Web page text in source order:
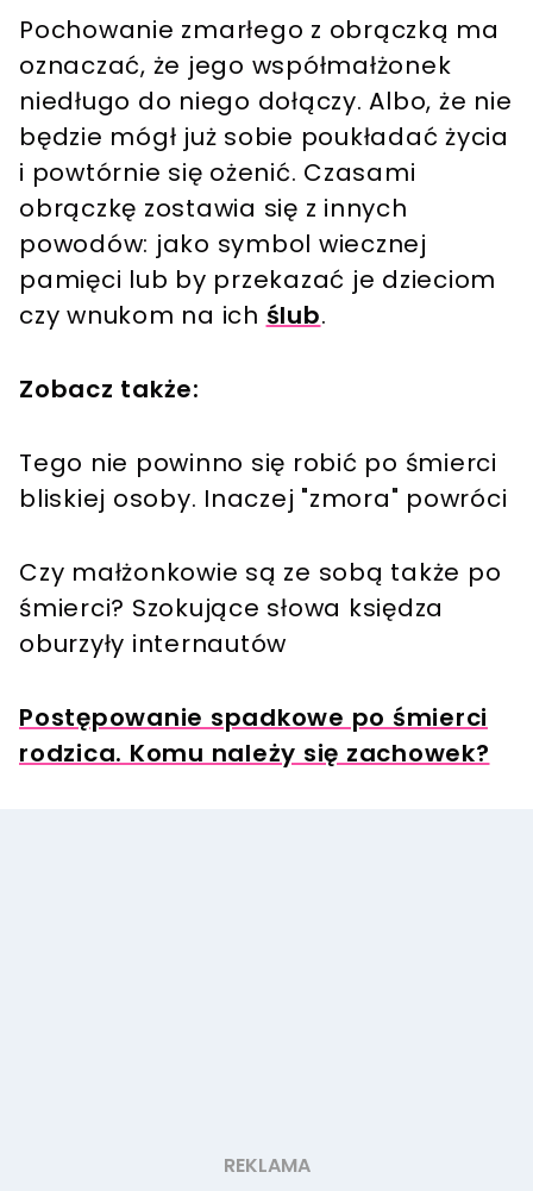
Pochowanie zmarłego z obrączką ma
oznaczać, że jego współmałżonek
niedługo do niego dołączy. Albo, że nie
będzie mógł już sobie poukładać życia
i powtórnie się ożenić. Czasami
obrączkę zostawia się z innych
powodów: jako symbol wiecznej
pamięci lub by przekazać je dzieciom
czy wnukom na ich ślub.
Zobacz także:
Tego nie powinno się robić po śmierci
bliskiej osoby. Inaczej "zmora" powróci
Czy małżonkowie są ze sobą także po
śmierci? Szokujące słowa księdza
oburzyły internautów
Postępowanie spadkowe po śmierci
rodzica. Komu należy się zachowek?